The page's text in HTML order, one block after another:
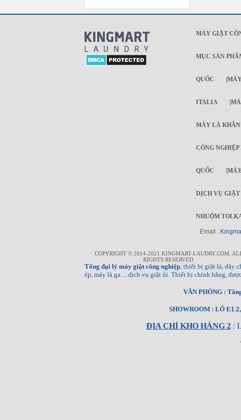
MÁY GIẶT
MỤC SẢN
QUỐC |
ITALIA |
MÁY LÀ KHĂN
CÔNG
QUỐC |
DỊCH VỤ GIẶT
NHUỘM
Email :
COPYRIGHT © 2014-2021 KINGMART-LAUDRY.COM.
RIGHTS RESERVED.
Tổng đại lý máy giặt công nghiệp , thiết bị giặt là, dây
ép, máy là ga ... dịch vụ giặt ủi. Thiết bị chính hãng,
VĂN PHÒNG :
SHOWROOM : LÔ
ĐỊA CHỈ KHO HÀNG 2: